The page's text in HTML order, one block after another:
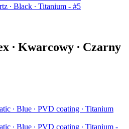
∙ Kwarcowy ∙ Czarny